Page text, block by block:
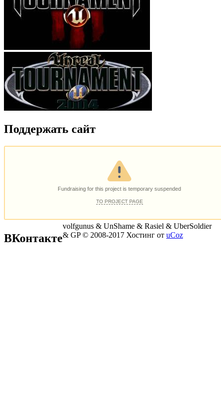
Поддержать сайт
ВКонтакте
volfgunus & UnShame & Rasiel & UberSoldier
& GP © 2008-2017 Хостинг от uCoz